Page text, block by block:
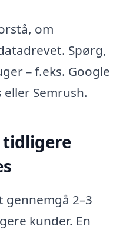
om
Spørg,
– f.eks. Google
eller Semrush.
tidligere
gennemgå 2–3
kunder. En